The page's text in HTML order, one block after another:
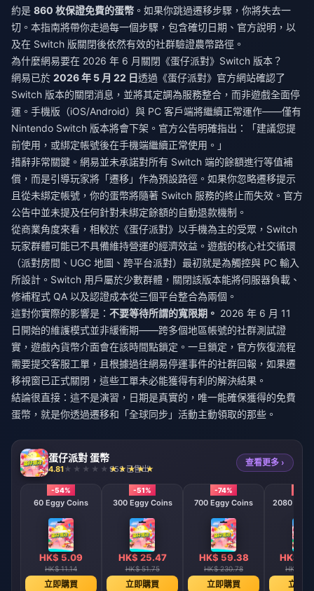
約是 860 枚保證免費的蛋幣 。如果你跳過遷移步驟，你將失去一
切。本指南將帶你走過每一個步驟，包含確切日期、官方說明，以
及在 Switch 版關閉後依然有效的社群驗證農幣路徑。
為什麼網易要在 2026 年 6 月關閉《蛋仔派對》Switch 版本？
網易已於 2026 年 5 月 22 日透過《蛋仔派對》官方網站確認了
Switch 版本的關閉消息，並將其定調為服務整合，而非遊戲全面停
運。手機版（iOS/Android）與 PC 客戶端將繼續正常運作——僅有
Nintendo Switch 版本將會下架。官方公告明確指出：「建議您提
前使用，或綁定帳號後在手機端繼續正常使用。」
措辭非常關鍵。網易並未承諾對所有 Switch 端的餘額進行等值補
償，而是引導玩家將「遷移」作為預設路徑。如果你忽略遷移提示
且從未綁定帳號，你的蛋幣將隨著 Switch 服務的終止而失效。官方
公告中並未提及任何針對未綁定餘額的自動退款機制。
從商業角度來看，相較於《蛋仔派對》以手機為主的受眾，Switch
玩家群體可能已不具備維持營運的經濟效益。遊戲的核心社交循環
（派對房間、UGC 地圖、跨平台派對）最初就是為觸控與 PC 輸入
所設計。Switch 用戶屬於少數群體，關閉該版本能將伺服器負載、
修補程式 QA 以及認證成本從三個平台整合為兩個。
這對你實際的影響是： 不要等待所謂的寬限期。 2026 年 6 月 11
日開始的維護模式並非緩衝期——跨多個地區帳號的社群測試證
實，遊戲內貨幣介面會在該時間點鎖定。一旦鎖定，官方恢復流程
需要提交客服工單，且根據過往網易停運事件的社群回報，如果遷
移視窗已正式關閉，這些工單未必能獲得有利的解決結果。
結論很直接：這不是演習，日期是真實的，唯一能確保獲得的免費
蛋幣，就是你透過遷移和「全球同步」活動主動領取的那些。
蛋仔派對 蛋幣
4.81 953 已售出
查看更多 ›
-54%
60 Eggy Coins
HK$ 5.09
HK$ 11.14
立即購買
-51%
300 Eggy Coins
HK$ 25.47
HK$ 51.75
立即購買
-74%
700 Eggy Coins
HK$ 59.38
HK$ 230.78
立即購買
HK$
HK$
立即